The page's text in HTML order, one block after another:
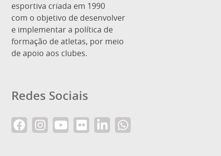
esportiva criada em 1990
com o objetivo de desenvolver
e implementar a política de
formação de atletas, por meio
de apoio aos clubes.
Redes Sociais